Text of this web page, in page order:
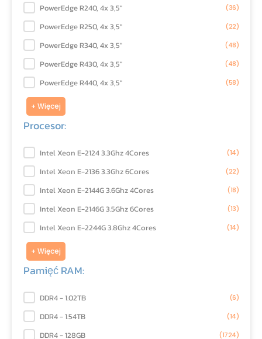
Platforma:
PowerEdge R240, 4x 3,5" (36)
PowerEdge R250, 4x 3,5" (22)
PowerEdge R340, 4x 3,5" (48)
PowerEdge R430, 4x 3,5" (48)
PowerEdge R440, 4x 3,5" (58)
+ Więcej
Procesor:
Procesor:
Intel Xeon E-2124 3.3Ghz 4Cores (14)
Intel Xeon E-2136 3.3Ghz 6Cores (22)
Intel Xeon E-2144G 3.6Ghz 4Cores (18)
Intel Xeon E-2146G 3.5Ghz 6Cores (13)
Intel Xeon E-2244G 3.8Ghz 4Cores (14)
+ Więcej
Pamięć RAM:
Pamięć RAM:
DDR4 - 1.02TB (6)
DDR4 - 1.54TB (14)
DDR4 - 128GB (1724)